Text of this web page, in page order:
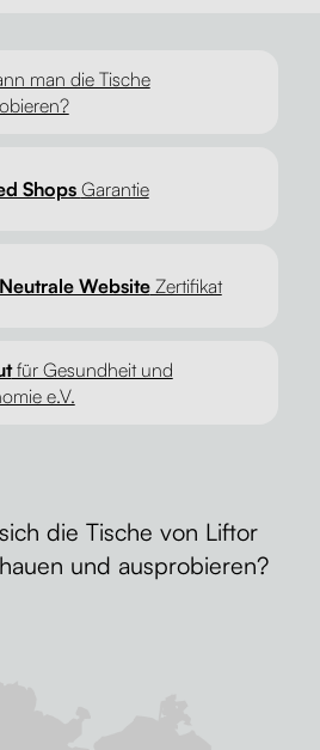
man die Tische
ShopsGarantie
WebsiteZertifikat
für Gesundheit und
e.V.
die Tische von Liftor
und ausprobieren?